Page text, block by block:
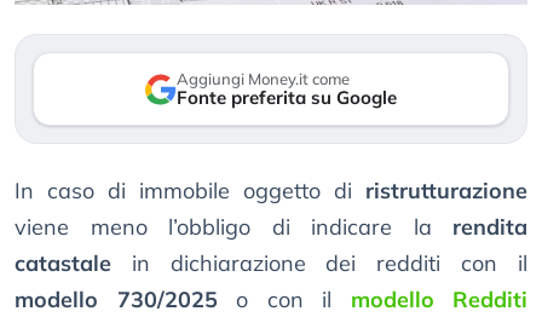
Aggiungi Money.it come
Fonte preferita su Google
In caso di immobile oggetto di ristrutturazione
viene meno l’obbligo di indicare la rendita
catastale in dichiarazione dei redditi con il
modello 730/2025 o con il modello Redditi